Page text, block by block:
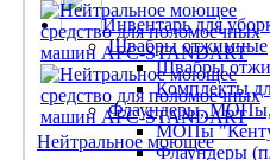
Инвентарь для
Швабры отжимные
Швабры
Комплекты
Флаундеры, МОПы,
МОПы
Флаундеры
Нейтральное моющее